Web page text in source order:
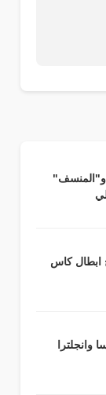
و"المنسف"
ابطال كاس
وانجلترا